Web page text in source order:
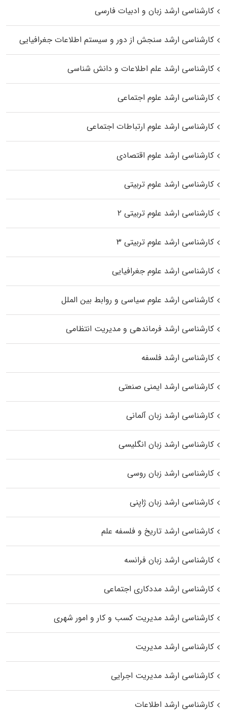
کارشناسی ارشد زبان و ادبیات فارسی
کارشناسی ارشد سنجش از دور و سیستم اطلاعات جغرافیایی
کارشناسی ارشد علم اطلاعات و دانش شناسی
کارشناسی ارشد علوم اجتماعی
کارشناسی ارشد علوم ارتباطات اجتماعی
کارشناسی ارشد علوم اقتصادی
کارشناسی ارشد علوم تربیتی
کارشناسی ارشد علوم تربیتی ۲
کارشناسی ارشد علوم تربیتی ۳
کارشناسی ارشد علوم جغرافیایی
کارشناسی ارشد علوم سیاسی و روابط بین الملل
کارشناسی ارشد فرماندهی و مدیریت انتظامی
کارشناسی ارشد فلسفه
کارشناسی ارشد ایمنی صنعتی
کارشناسی ارشد زبان آلمانی
کارشناسی ارشد زبان انگلیسی
کارشناسی ارشد زبان روسی
کارشناسی ارشد زبان ژاپنی
کارشناسی ارشد تاریخ و فلسفه علم
کارشناسی ارشد زبان فرانسه
کارشناسی ارشد مددکاری اجتماعی
کارشناسی ارشد مدیریت کسب و کار و امور شهری
کارشناسی ارشد مدیریت
کارشناسی ارشد مدیریت اجرایی
کارشناسی ارشد اطلاعات